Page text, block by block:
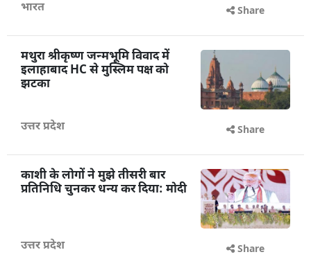
भारत Share
मथुरा श्रीकृष्ण जन्मभूमि विवाद में
इलाहाबाद HC से मुस्लिम पक्ष को
झटका
उत्तर प्रदेश Share
काशी के लोगों ने मुझे तीसरी बार
प्रतिनिधि चुनकर धन्य कर दिया: मोदी
उत्तर प्रदेश Share